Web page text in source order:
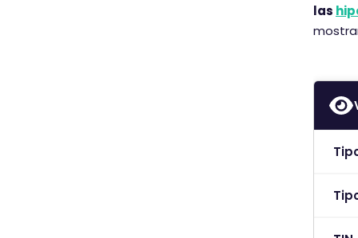
las